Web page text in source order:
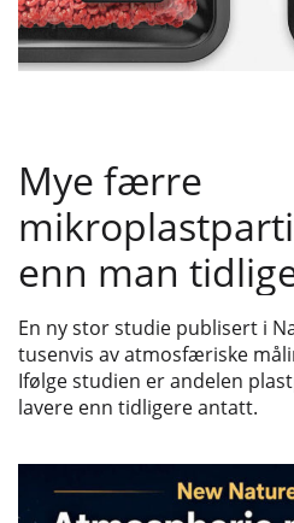
Mye færre
enn man
En ny stor studie publisert i
tusenvis av atmosfæriske
Ifølge studien er andelen
lavere enn tidligere antatt.